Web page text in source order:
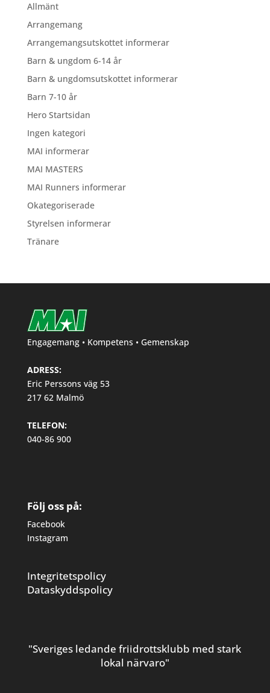
Allmänt
Arrangemang
Arrangemangsutskottet informerar
Barn & ungdom 6-14 år
Barn & ungdomsutskottet informerar
Barn 7-10 år
Hero Startsidan
Ingen kategori
MAI informerar
MAI MASTERS
MAI Runners informerar
Okategoriserade
Styrelsen informerar
Tränare
Engagemang • Kompetens • Gemenskap
ADRESS:
Eric Perssons väg 53
217 62 Malmö
TELEFON:
040-86 900
Följ oss på:
Facebook
Instagram
Integritetspolicy
Dataskyddspolicy
"Sveriges ledande friidrottsklubb med stark
lokal närvaro"